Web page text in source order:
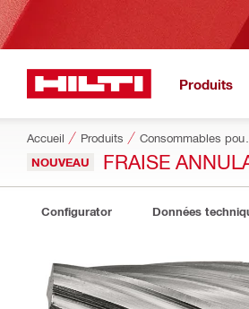
Produits
Accueil Produits
NOUVEAU FRAISE
Configurator Données